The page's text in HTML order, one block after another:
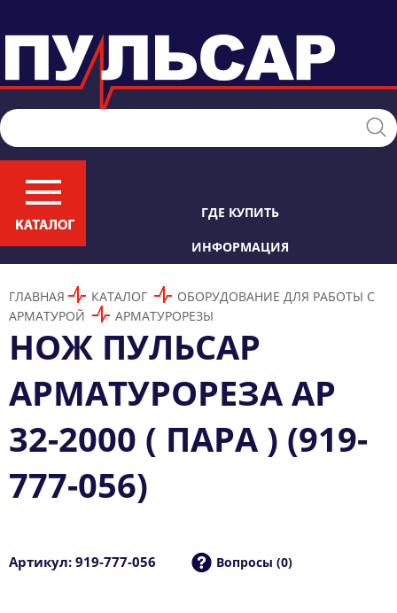
ГДЕ КУПИТЬ
ИНФОРМАЦИЯ
ГЛАВНАЯ КАТАЛОГ
ОБОРУДОВАНИЕ ДЛЯ РАБОТЫ С
АРМАТУРОЙ
АРМАТУРОРЕЗЫ
НОЖ ПУЛЬСАР
АРМАТУРОРЕЗА АР
32-2000 ( ПАРА ) (919-
777-056)
Артикул: 919-777-056 Вопросы (0)